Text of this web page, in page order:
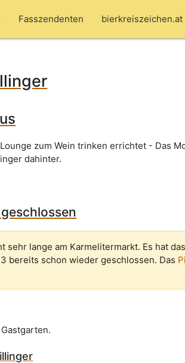
Fasszendenten bierkreiszeichen.at
zum Wein trinken errichtet - Das
dahinter.
sehr lange am Karmelitermarkt. Es hat das
bereits schon wieder geschlossen. Das